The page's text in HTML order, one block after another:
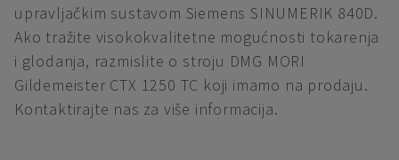
upravljačkim sustavom Siemens SINUMERIK 840D.
Ako tražite visokokvalitetne mogućnosti tokarenja
i glodanja, razmislite o stroju DMG MORI
Gildemeister CTX 1250 TC koji imamo na prodaju.
Kontaktirajte nas za više informacija.